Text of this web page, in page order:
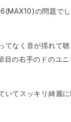
の問題で
てなく音が揺れて聴
目の右手のドのユ
いてスッキリ綺麗